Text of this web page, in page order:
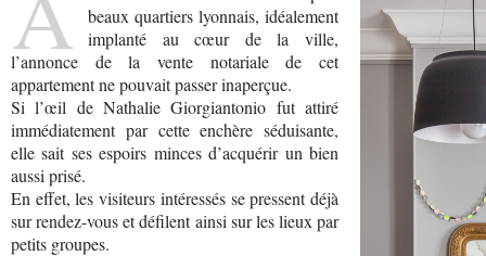
beaux quartiers lyonnais, idéalement
implanté au cœur de la ville,
l’annonce de la vente notariale de cet
appartement ne pouvait passer inaperçue.
Si l’œil de Nathalie Giorgiantonio fut attiré
immédiatement par cette enchère séduisante,
elle sait ses espoirs minces d’acquérir un bien
aussi prisé.
En effet, les visiteurs intéressés se pressent déjà
sur rendez-vous et défilent ainsi sur les lieux par
petits groupes.